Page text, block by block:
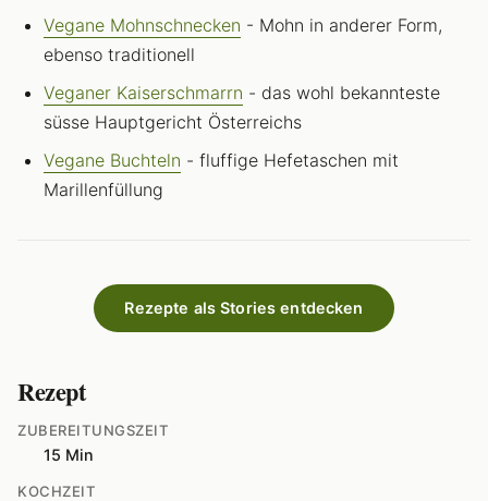
Vegane Mohnschnecken - Mohn in anderer Form,
ebenso traditionell
Veganer Kaiserschmarrn - das wohl bekannteste
süsse Hauptgericht Österreichs
Vegane Buchteln - fluffige Hefetaschen mit
Marillenfüllung
Rezepte als Stories entdecken
Rezept
ZUBEREITUNGSZEIT
15 Min
KOCHZEIT